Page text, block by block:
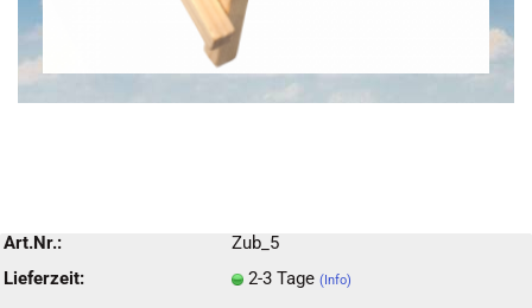
Art.Nr.:
Zub_5
Lieferzeit:
2-3 Tage (Info)